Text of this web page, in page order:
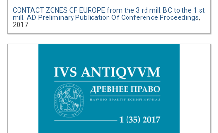
CONTACT ZONES OF EUROPE from the 3 rd mill. BC to the 1 st
mill. AD. Preliminary Publication Of Conference Proceedings,
2017